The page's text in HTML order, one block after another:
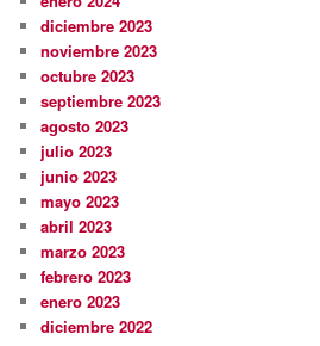
diciembre 2023
noviembre 2023
octubre 2023
septiembre 2023
agosto 2023
julio 2023
junio 2023
mayo 2023
abril 2023
marzo 2023
febrero 2023
enero 2023
diciembre 2022